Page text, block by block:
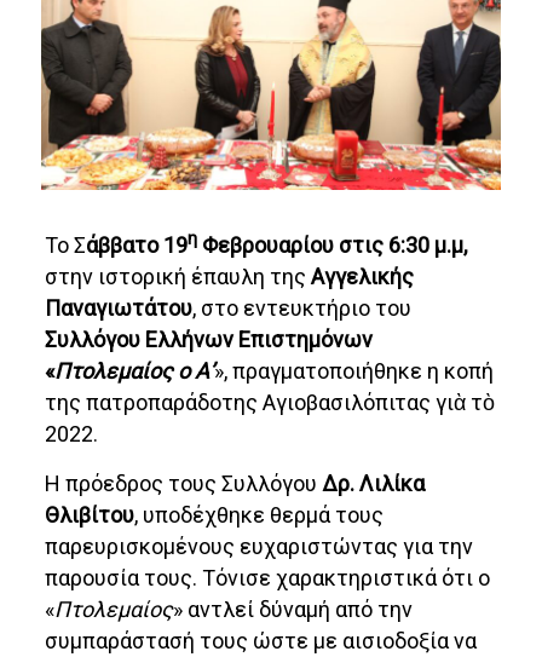
Το Σάββατο 19η Φεβρουαρίου στις 6:30 μ.μ,
στην ιστορική έπαυλη τηςΑγγελικής
Παναγιωτάτου, στο εντευκτήριο του
Συλλόγου Ελλήνων Επιστημόνων
«Πτολεμαίος ο Α’», πραγματοποιήθηκε η κοπή
της πατροπαράδοτης Αγιοβασιλόπιτας γιὰ τὸ
2022.
Η πρόεδρος τους Συλλόγου Δρ. Λιλίκα
Θλιβίτου, υποδέχθηκε θερμά τους
παρευρισκομένους ευχαριστώντας για την
παρουσία τους. Τόνισε χαρακτηριστικά ότι ο
«Πτολεμαίος» αντλεί δύναμή από την
συμπαράστασή τους ώστε με αισιοδοξία να